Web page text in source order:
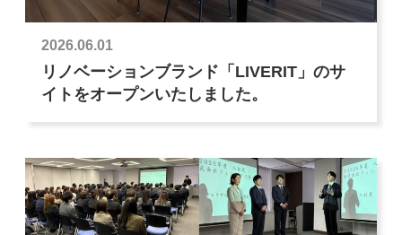
2026.06.01
リノベーションブランド「LIVERIT」のサ
イトをオープンいたしました。